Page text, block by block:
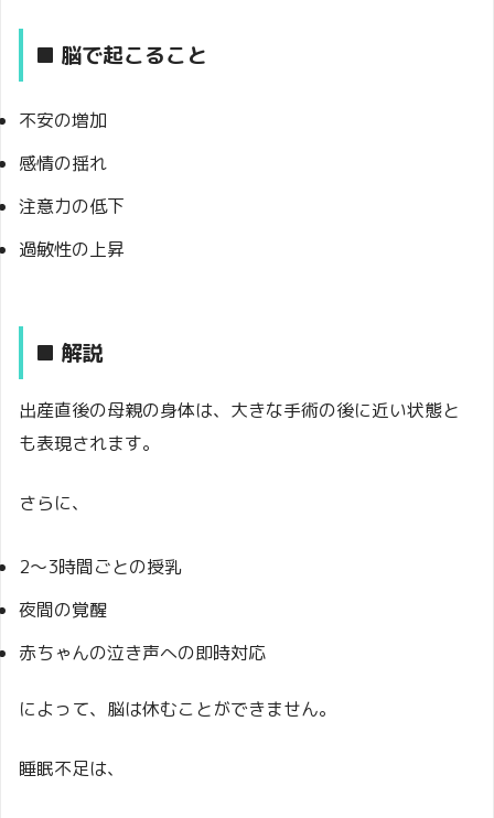
■ 脳で起こること
不安の増加
感情の揺れ
注意力の低下
過敏性の上昇
■ 解説
出産直後の母親の身体は、大きな手術の後に近い状態と
も表現されます。
さらに、
2〜3時間ごとの授乳
夜間の覚醒
赤ちゃんの泣き声への即時対応
によって、脳は休むことができません。
睡眠不足は、